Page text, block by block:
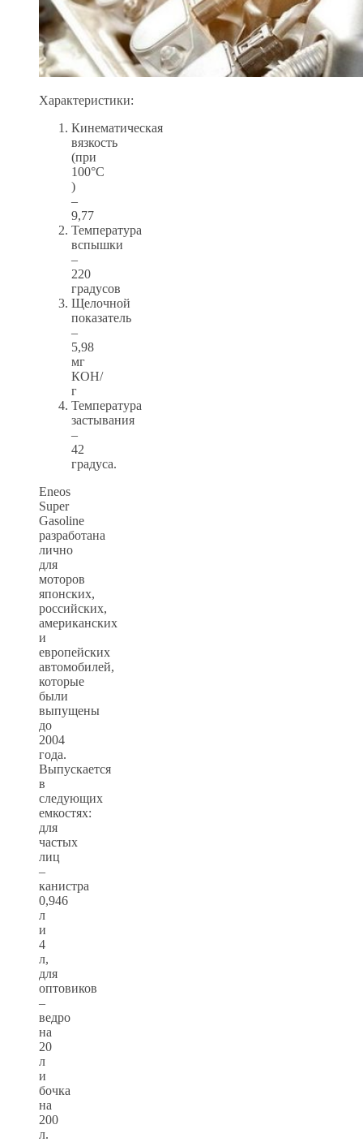
Характеристики:
Кинематическая
вязкость
(при
100°C
)
–
9,77
Температура
вспышки
–
220
градусов
Щелочной
показатель
–
5,98
мг
КОН/
г
Температура
застывания
–
42
градуса.
Eneos
Super
Gasoline
разработана
лично
для
моторов
японских,
российских,
американских
и
европейских
автомобилей,
которые
были
выпущены
до
2004
года.
Выпускается
в
следующих
емкостях:
для
частых
лиц
–
канистра
0,946
л
и
4
л,
для
оптовиков
–
ведро
на
20
л
и
бочка
на
200
л.